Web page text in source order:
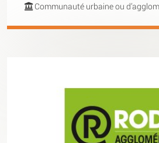
Communauté urbaine ou